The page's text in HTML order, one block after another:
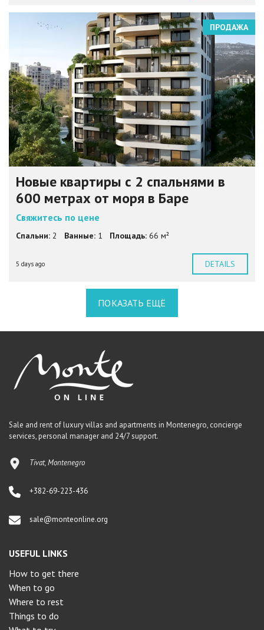
ПРОДАЖА
Новые квартиры с 2 спальнями в
600 метрах от моря в Баре
Свяжитесь по цене
Спальни: 2 Ванные: 1 Площадь: 66 м²
5 days ago DETAILS
ПОКАЗАТЬ ЕЩЁ
Sale and rent of luxury villas and apartments in Montenegro, concierge
services, personal manager and 24/7 support.
Tivat, Montenegro
+382-69-223-436
sale@monteonline.org
USEFUL LINKS
How to get there
When to go
Where to rest
Things to do